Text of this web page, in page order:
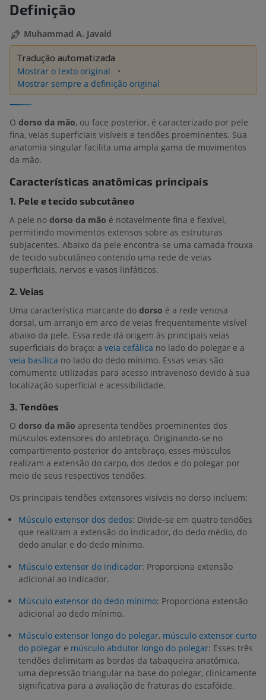
Definição
Muhammad A. Javaid
Tradução automatizada
Mostrar o texto original
Mostrar sempre a definição original
O dorso da mão, ou face posterior, é caracterizado por pele
fina, veias superficiais visíveis e tendões proeminentes. Sua
anatomia singular facilita uma ampla gama de movimentos
da mão.
Características anatômicas principais
1. Pele e tecido subcutâneo
A pele no dorso da mão é notavelmente fina e flexível,
permitindo movimentos extensos sobre as estruturas
subjacentes. Abaixo da pele encontra-se uma camada frouxa
de tecido subcutâneo contendo uma rede de veias
superficiais, nervos e vasos linfáticos.
2. Veias
Uma característica marcante do dorso é a rede venosa
dorsal, um arranjo em arco de veias frequentemente visível
abaixo da pele. Essa rede dá origem às principais veias
superficiais do braço: a veia cefálica no lado do polegar e a
veia basílica no lado do dedo mínimo. Essas veias são
comumente utilizadas para acesso intravenoso devido à sua
localização superficial e acessibilidade.
3. Tendões
O dorso da mão apresenta tendões proeminentes dos
músculos extensores do antebraço. Originando-se no
compartimento posterior do antebraço, esses músculos
realizam a extensão do carpo, dos dedos e do polegar por
meio de seus respectivos tendões.
Os principais tendões extensores visíveis no dorso incluem:
Músculo extensor dos dedos: Divide-se em quatro tendões
que realizam a extensão do indicador, do dedo médio, do
dedo anular e do dedo mínimo.
Músculo extensor do indicador: Proporciona extensão
adicional ao indicador.
Músculo extensor do dedo mínimo: Proporciona extensão
adicional ao dedo mínimo.
Músculo extensor longo do polegar, músculo extensor curto
do polegar e músculo abdutor longo do polegar: Esses três
tendões delimitam as bordas da tabaqueira anatômica,
uma depressão triangular na base do polegar, clinicamente
significativa para a avaliação de fraturas do escafóide.